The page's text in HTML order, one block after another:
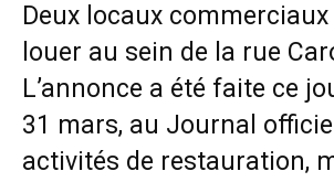
Deux locaux
louer au sein de la rue
L’annonce a été faite ce
31 mars, au Journal
activités de restauration,